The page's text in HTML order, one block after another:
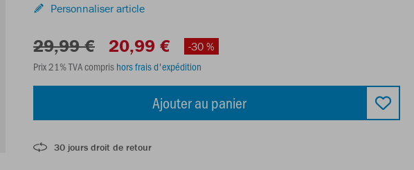
Personnaliser article
29,99 € 20,99 €
-30 %
Prix 21% TVA compris hors frais d'expédition
Ajouter au panier
30 jours droit de retour